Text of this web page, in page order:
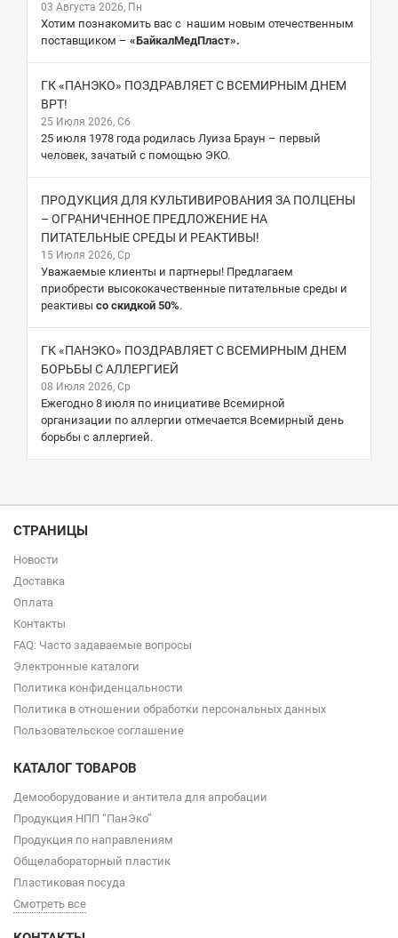
03 Августа 2026, Пн
Хотим познакомить вас с нашим новым отечественным
поставщиком – «БайкалМедПласт».
ГК «ПАНЭКО» ПОЗДРАВЛЯЕТ С ВСЕМИРНЫМ ДНЕМ
ВРТ!
25 Июля 2026, Сб
25 июля 1978 года родилась Луиза Браун – первый
человек, зачатый с помощью ЭКО.
ПРОДУКЦИЯ ДЛЯ КУЛЬТИВИРОВАНИЯ ЗА ПОЛЦЕНЫ
– ОГРАНИЧЕННОЕ ПРЕДЛОЖЕНИЕ НА
ПИТАТЕЛЬНЫЕ СРЕДЫ И РЕАКТИВЫ!
15 Июля 2026, Ср
Уважаемые клиенты и партнеры! Предлагаем
приобрести высококачественные питательные среды и
реактивы со скидкой 50%.
ГК «ПАНЭКО» ПОЗДРАВЛЯЕТ С ВСЕМИРНЫМ ДНЕМ
БОРЬБЫ С АЛЛЕРГИЕЙ
08 Июля 2026, Ср
Ежегодно 8 июля по инициативе Всемирной
организации по аллергии отмечается Всемирный день
борьбы с аллергией.
СТРАНИЦЫ
Новости
Доставка
Оплата
Контакты
FAQ: Часто задаваемые вопросы
Электронные каталоги
Политика конфиденцальности
Политика в отношении обработки персональных данных
Пользовательское соглашение
КАТАЛОГ ТОВАРОВ
Демооборудование и антитела для апробации
Продукция НПП “ПанЭко”
Продукция по направлениям
Общелабораторный пластик
Пластиковая посуда
Смотреть все